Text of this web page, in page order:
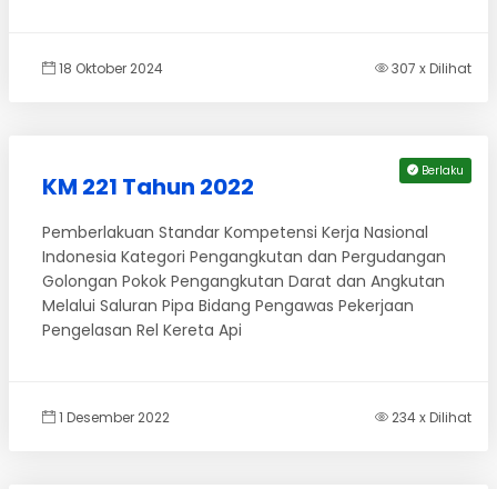
18 Oktober 2024 307 x Dilihat
Berlaku
KM 221 Tahun 2022
Pemberlakuan Standar Kompetensi Kerja Nasional
Indonesia Kategori Pengangkutan dan Pergudangan
Golongan Pokok Pengangkutan Darat dan Angkutan
Melalui Saluran Pipa Bidang Pengawas Pekerjaan
Pengelasan Rel Kereta Api
1 Desember 2022 234 x Dilihat